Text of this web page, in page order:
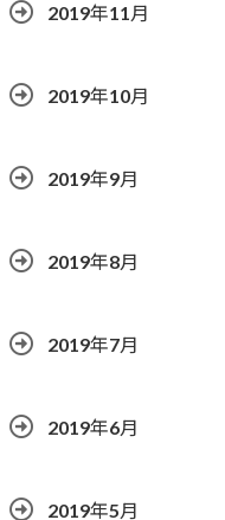
2019年11月
2019年10月
2019年9月
2019年8月
2019年7月
2019年6月
2019年5月